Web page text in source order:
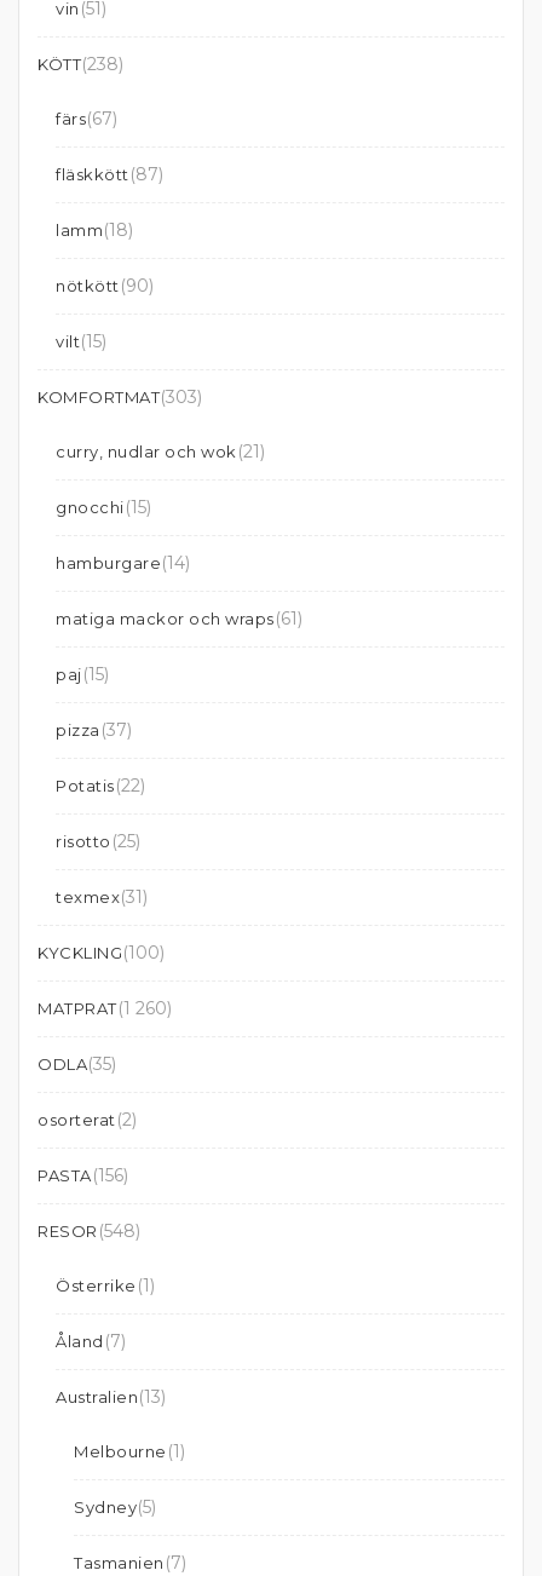
vin (51)
KÖTT(238)
färs(67)
fläskkött (87)
lamm(18)
nötkött (90)
vilt(15)
KOMFORTMAT(303)
curry, nudlar och wok (21)
gnocchi(15)
hamburgare(14)
matiga mackor och wraps(61)
paj(15)
pizza (37)
Potatis(22)
risotto (25)
texmex(31)
KYCKLING(100)
MATPRAT(1 260)
ODLA(35)
osorterat (2)
PASTA(156)
RESOR (548)
Österrike (1)
Åland (7)
Australien(13)
Melbourne (1)
Sydney(5)
Tasmanien (7)